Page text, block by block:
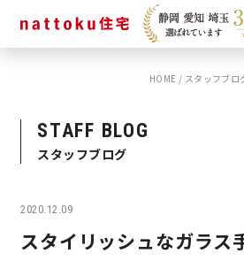
ショールーム
スタッフブログ
HOME / スタッフブロ
STAFF BLOG
スタッフブログ
2020.12.09
スタイリッシュなガラス